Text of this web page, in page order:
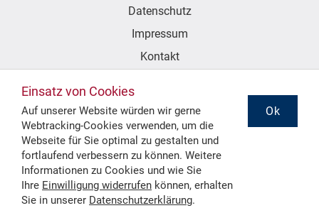
Datenschutz
Impressum
Kontakt
Folgen Sie uns
Einsatz von Cookies
Auf unserer Website würden wir gerne
Webtracking-Cookies verwenden, um die
Webseite für Sie optimal zu gestalten und
fortlaufend verbessern zu können. Weitere
Informationen zu Cookies und wie Sie
Ihre Einwilligung widerrufen können, erhalten
Sie in unserer Datenschutzerklärung.
Ok